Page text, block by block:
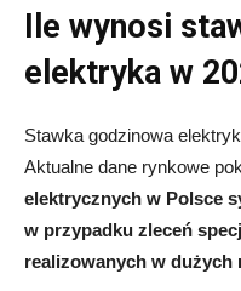
Ile wynosi
elektryka w
Stawka godzinowa
Aktualne dane rynkowe
elektrycznych w Polsce
w przypadku zleceń
realizowanych w dużych